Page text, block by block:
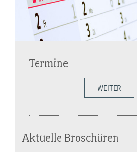
Termine
WEITER
Aktuelle Broschüren